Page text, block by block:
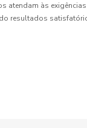
atendam às
resultados